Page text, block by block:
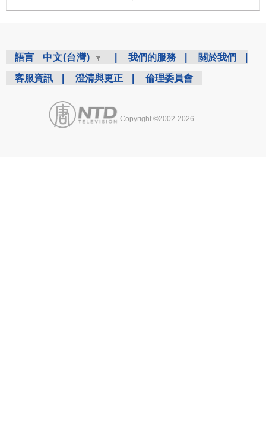
語言 中文(台灣) 我們的服務 關於我們
客服資訊 澄清與更正 倫理委員會
Copyright ©2002-2026